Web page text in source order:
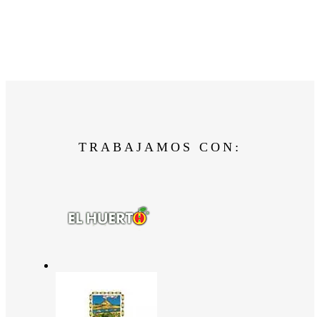
TRABAJAMOS CON: